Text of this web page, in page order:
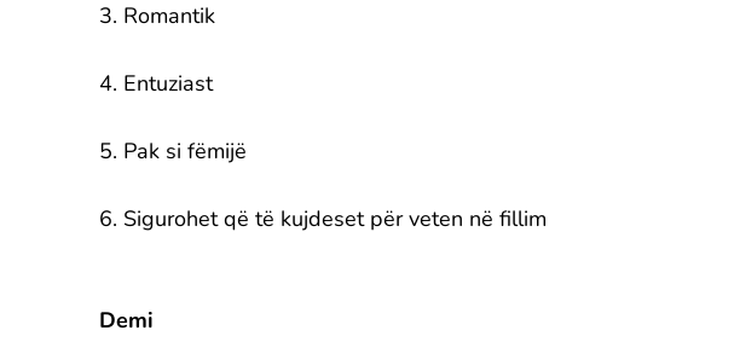
3. Romantik
4. Entuziast
5. Pak si fëmijë
6. Sigurohet që të kujdeset për veten në fillim
Demi